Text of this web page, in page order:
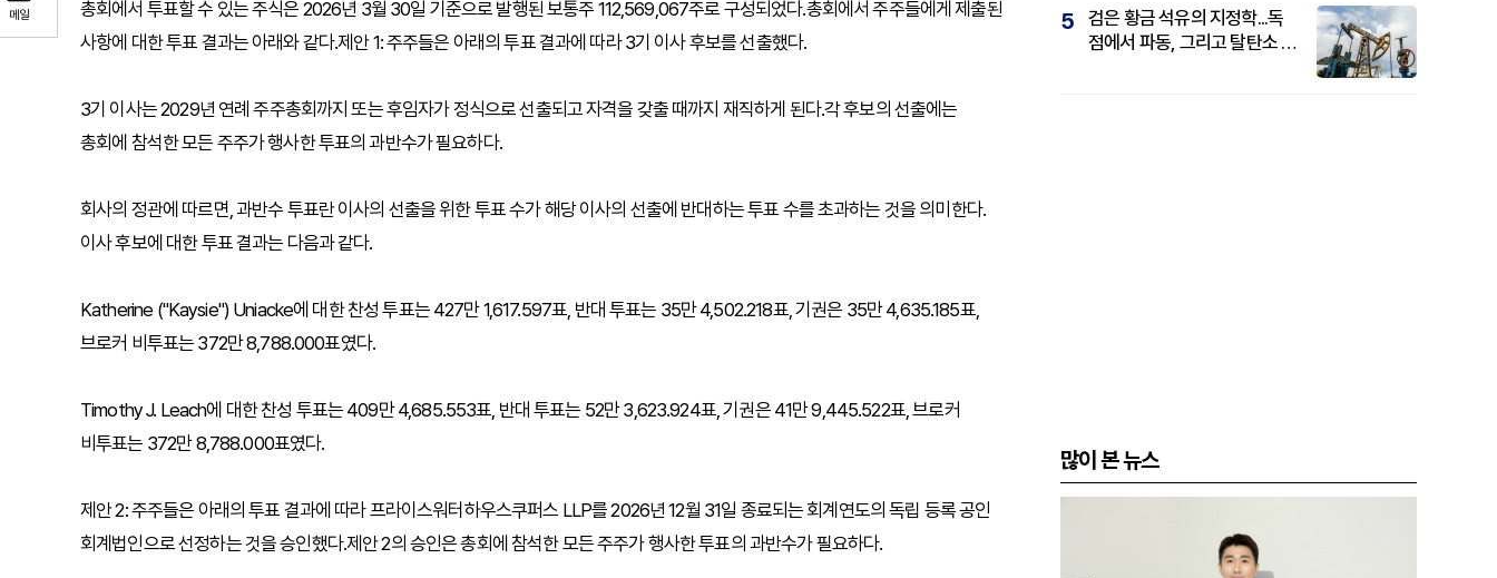
메일
총회에서 투표할 수 있는 주식은 2026년 3월 30일 기준으로 발행된 보통주 112,569,067주로 구성되었다.총회에서 주주들에게 제출된
사항에 대한 투표 결과는 아래와 같다.제안 1: 주주들은 아래의 투표 결과에 따라 3기 이사 후보를 선출했다.
3기 이사는 2029년 연례 주주총회까지 또는 후임자가 정식으로 선출되고 자격을 갖출 때까지 재직하게 된다.각 후보의 선출에는
총회에 참석한 모든 주주가 행사한 투표의 과반수가 필요하다.
회사의 정관에 따르면, 과반수 투표란 이사의 선출을 위한 투표 수가 해당 이사의 선출에 반대하는 투표 수를 초과하는 것을 의미한다.
이사 후보에 대한 투표 결과는 다음과 같다.
Katherine ("Kaysie") Uniacke에 대한 찬성 투표는 427만 1,617.597표, 반대 투표는 35만 4,502.218표, 기권은 35만 4,635.185표,
브로커 비투표는 372만 8,788.000표였다.
Timothy J. Leach에 대한 찬성 투표는 409만 4,685.553표, 반대 투표는 52만 3,623.924표, 기권은 41만 9,445.522표, 브로커
비투표는 372만 8,788.000표였다.
제안 2: 주주들은 아래의 투표 결과에 따라 프라이스워터하우스쿠퍼스 LLP를 2026년 12월 31일 종료되는 회계연도의 독립 등록 공인
회계법인으로 선정하는 것을 승인했다.제안 2의 승인은 총회에 참석한 모든 주주가 행사한 투표의 과반수가 필요하다.
5
검은 황금 석유의 지정학...독
점에서 파동, 그리고 탈탄소 패
많이 본 뉴스